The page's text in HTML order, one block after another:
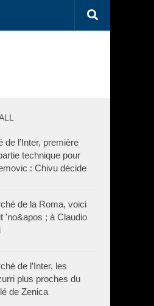
de l’Inter, première
technique pour
: Chivu décide
de la Roma, voici
'no&apos ; à Claudio
de l’Inter, les
plus proches du
de Zenica